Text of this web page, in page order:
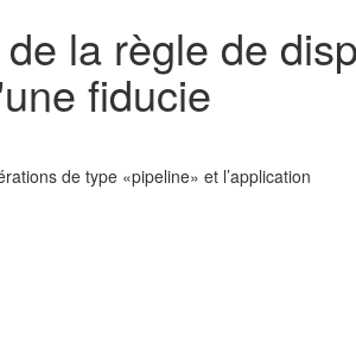
la règle de
fiducie
de type «pipeline» et l’application